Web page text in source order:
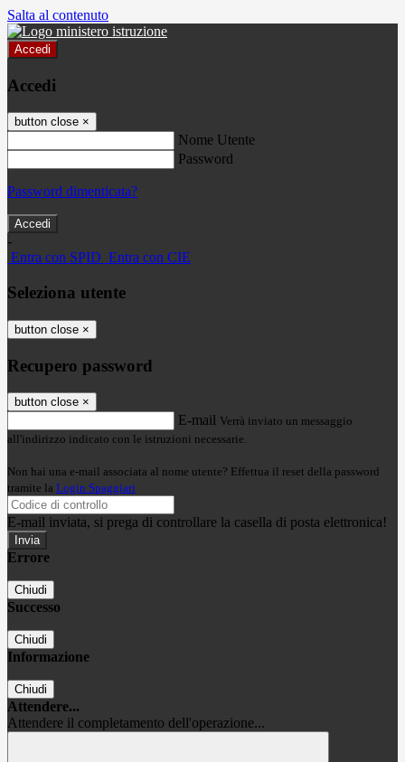
Salta al contenuto
Accedi
Accedi
button close ×
Nome Utente
Password
Password dimenticata?
-
Entra con SPID Entra con CIE
Seleziona utente
button close ×
Recupero password
button close ×
E-mail Verrà inviato un messaggio
all'indirizzo indicato con le istruzioni necessarie.
Non hai una e-mail associata al nome utente? Effettua il reset della password
tramite la Login Spaggiari
E-mail inviata, si prega di controllare la casella di posta elettronica!
Errore
Chiudi
Successo
Chiudi
Informazione
Chiudi
Attendere...
Attendere il completamento dell'operazione...